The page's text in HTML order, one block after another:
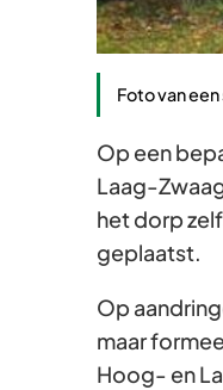
Foto van
Op een
Laag-
het dorp
geplaatst.
Op
maar
Hoog- en